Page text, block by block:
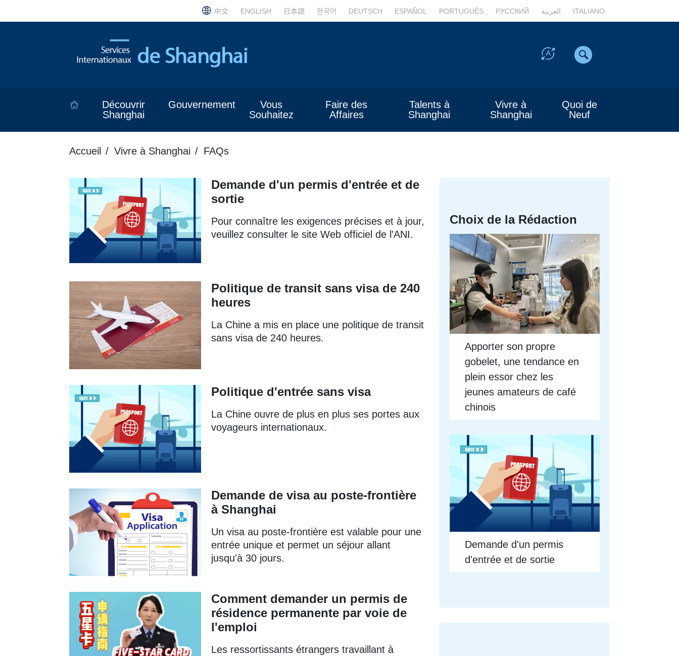
中文 ENGLISH 日本語 한국어 DEUTSCH ESPAÑOL PORTUGUÊS РУССКИЙ العربية ITALIANO
Découvrir
Shanghai
Gouvernement
Vous
Souhaitez
Faire des
Affaires
Talents à
Shanghai
Vivre à
Shanghai
Quoi de
Neuf
Accueil Vivre à Shanghai FAQs
Demande d'un permis d'entrée et de
sortie
Pour connaître les exigences précises et à jour,
veuillez consulter le site Web officiel de l'ANI.
Politique de transit sans visa de 240
heures
La Chine a mis en place une politique de transit
sans visa de 240 heures.
Politique d'entrée sans visa
La Chine ouvre de plus en plus ses portes aux
voyageurs internationaux.
Demande de visa au poste-frontière
à Shanghai
Un visa au poste-frontière est valable pour une
entrée unique et permet un séjour allant
jusqu'à 30 jours.
Comment demander un permis de
résidence permanente par voie de
l'emploi
Les ressortissants étrangers travaillant à
Choix de la Rédaction
Apporter son propre
gobelet, une tendance en
plein essor chez les
jeunes amateurs de café
chinois
Demande d'un permis
d'entrée et de sortie